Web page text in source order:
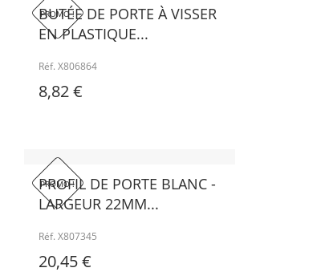
PROMO !
BUTÉE DE PORTE À VISSER
EN PLASTIQUE...
Réf. X806864
8,82 €
PROMO !
PROFIL DE PORTE BLANC -
LARGEUR 22MM...
Réf. X807345
20,45 €